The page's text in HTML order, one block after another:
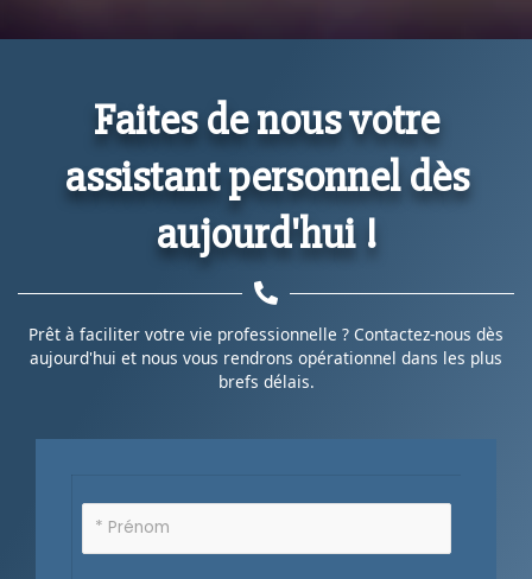
Faites de nous votre
assistant personnel dès
aujourd'hui !
Prêt à faciliter votre vie professionnelle ? Contactez-nous dès
aujourd'hui et nous vous rendrons opérationnel dans les plus
brefs délais.